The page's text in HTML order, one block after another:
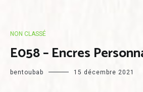
NON CLASSÉ
E058 – Encres
bentoubab 15 décembre 2021